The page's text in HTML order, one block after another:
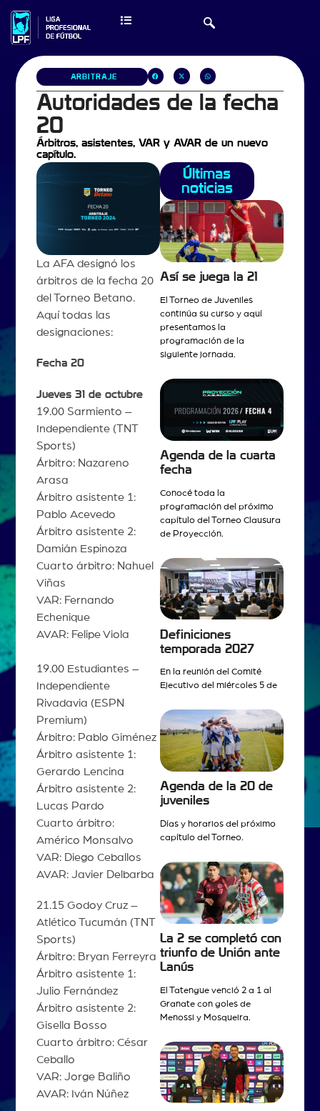
ARBITRAJE
Autoridades de la fecha
20
Árbitros, asistentes, VAR y AVAR de un nuevo
capítulo.
La AFA designó los
árbitros de la fecha 20
del Torneo Betano.
Aquí todas las
designaciones:
Fecha 20
Jueves 31 de octubre
19.00 Sarmiento –
Independiente (TNT
Sports)
Árbitro: Nazareno
Arasa
Árbitro asistente 1:
Pablo Acevedo
Árbitro asistente 2:
Damián Espinoza
Cuarto árbitro: Nahuel
Viñas
VAR: Fernando
Echenique
AVAR: Felipe Viola
19.00 Estudiantes –
Independiente
Rivadavia (ESPN
Premium)
Árbitro: Pablo Giménez
Árbitro asistente 1:
Gerardo Lencina
Árbitro asistente 2:
Lucas Pardo
Cuarto árbitro:
Américo Monsalvo
VAR: Diego Ceballos
AVAR: Javier Delbarba
21.15 Godoy Cruz –
Atlético Tucumán (TNT
Sports)
Árbitro: Bryan Ferreyra
Árbitro asistente 1:
Julio Fernández
Árbitro asistente 2:
Gisella Bosso
Cuarto árbitro: César
Ceballo
VAR: Jorge Baliño
AVAR: Iván Núñez
Últimas
noticias
Así se juega la 21
El Torneo de Juveniles
continúa su curso y aquí
presentamos la
programación de la
siguiente jornada.
Agenda de la cuarta
fecha
Conocé toda la
programación del próximo
capítulo del Torneo Clausura
de Proyección.
Definiciones
temporada 2027
En la reunión del Comité
Ejecutivo del miércoles 5 de
Agenda de la 20 de
juveniles
Días y horarios del próximo
capítulo del Torneo.
La 2 se completó con
triunfo de Unión ante
Lanús
El Tatengue venció 2 a 1 al
Granate con goles de
Menossi y Mosqueira.